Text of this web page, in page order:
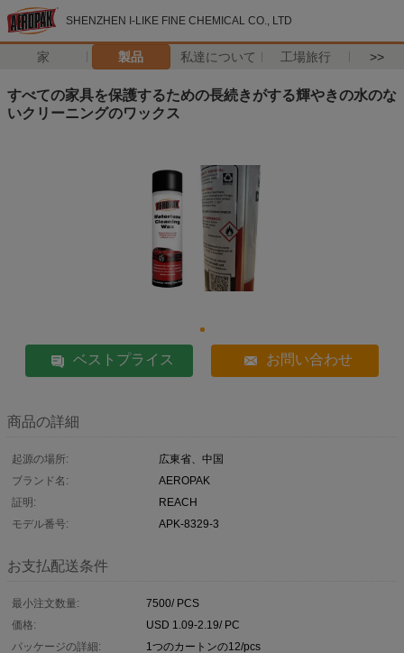
SHENZHEN I-LIKE FINE CHEMICAL CO., LTD
家 製品 私達について 工場旅行 >>
すべての家具を保護するための長続きがする輝やきの水のな
いクリーニングのワックス
ベストプライス お問い合わせ
商品の詳細
起源の場所:
広東省、中国
ブランド名:
AEROPAK
証明:
REACH
モデル番号:
APK-8329-3
お支払配送条件
最小注文数量:
7500/ PCS
価格:
USD 1.09-2.19/ PC
パッケージの詳細:
1つのカートンの12/pcs